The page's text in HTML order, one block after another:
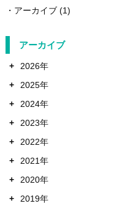
アーカイブ(1)
アーカイブ
+
2026年
+
2025年
+
2024年
+
2023年
+
2022年
+
2021年
+
2020年
+
2019年